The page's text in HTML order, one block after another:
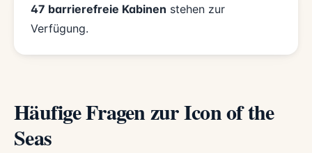
47 barrierefreie Kabinen stehen zur
Verfügung.
Häufige Fragen zur Icon of the
Seas